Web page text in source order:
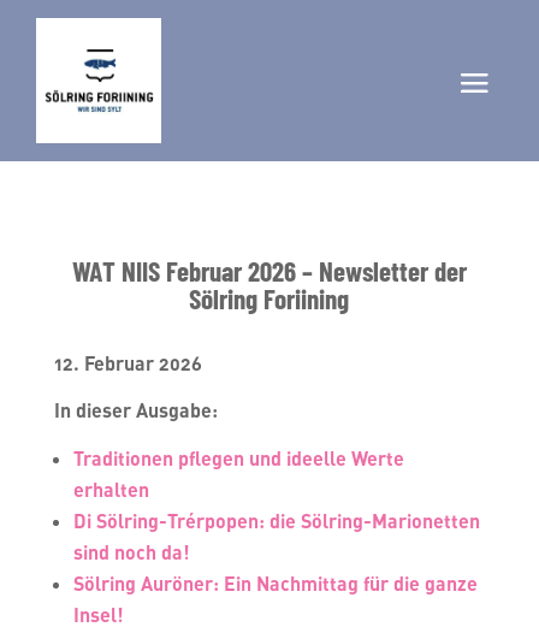
WAT NIIS Februar 2026 – Newsletter der
Sölring Foriining
12. Februar 2026
In dieser Ausgabe:
Traditionen pflegen und ideelle Werte
erhalten
Di Sölring-Trérpopen: die Sölring-Marionetten
sind noch da!
Sölring Auröner: Ein Nachmittag für die ganze
Insel!